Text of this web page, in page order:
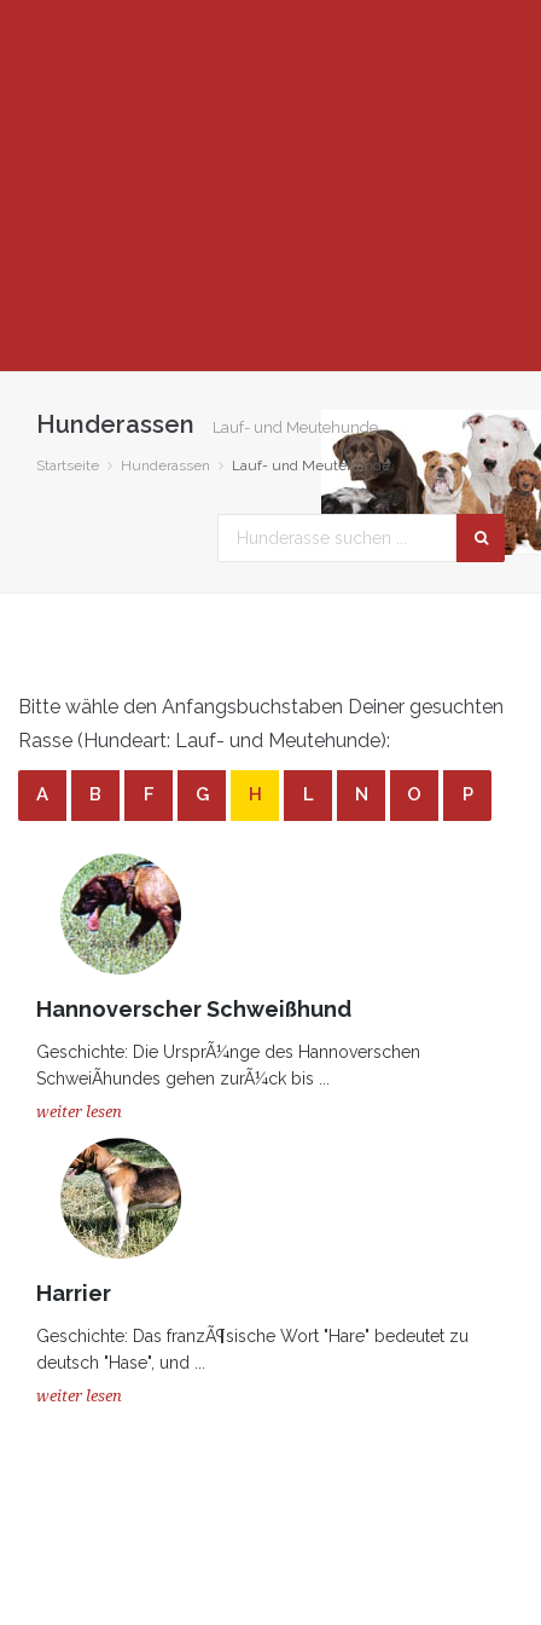
Hunderassen Lauf- und Meutehunde
Startseite Hunderassen Lauf- und Meutehunde
Bitte wähle den Anfangsbuchstaben Deiner gesuchten
Rasse (Hundeart: Lauf- und Meutehunde):
A B F G H L N O P
Hannoverscher Schweißhund
Geschichte: Die UrsprÃ¼nge des Hannoverschen
SchweiÃhundes gehen zurÃ¼ck bis ...
weiter lesen
Harrier
Geschichte: Das franzÃ¶sische Wort "Hare" bedeutet zu
deutsch "Hase", und ...
weiter lesen